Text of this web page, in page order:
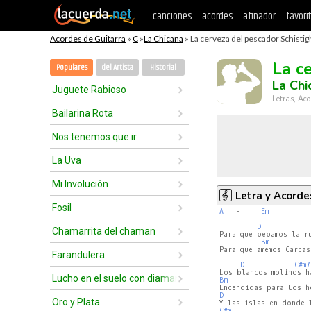
canciones acordes afinador
Acordes de Guitarra » C »La Chicana » La cerveza del pescador
Populares del Artista Historial
Juguete Rabioso
Bailarina Rota
Nos tenemos que ir
La Uva
Mi Involución
Fosil
Chamarrita del chaman
Farandulera
Lucho en el suelo con diamantes
Oro y Plata
La
La
Letras,
Letra y
A
   -
Em
D
Para que bebamos la
Bm
Para que amemos
D
C#m7
Bm
D